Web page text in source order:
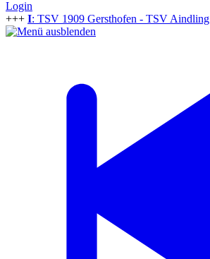
Login
+++ I: TSV 1909 Gersthofen - TSV Aindling